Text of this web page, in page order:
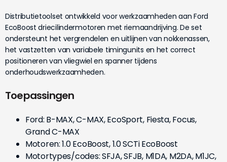
Distributietoolset ontwikkeld voor werkzaamheden aan Ford
EcoBoost driecilindermotoren met riemaandrijving. De set
ondersteunt het vergrendelen en uitlijnen van nokkenassen,
het vastzetten van variabele timingunits en het correct
positioneren van vliegwiel en spanner tijdens
onderhoudswerkzaamheden.
Toepassingen
Ford: B-MAX, C-MAX, EcoSport, Fiesta, Focus,
Grand C-MAX
Motoren: 1.0 EcoBoost, 1.0 SCTi EcoBoost
Motortypes/codes: SFJA, SFJB, M1DA, M2DA, M1JC,